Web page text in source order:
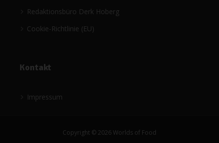
Redaktionsbüro Derk Hoberg
Cookie-Richtlinie (EU)
Kontakt
Impressum
Copyright © 2026 Worlds of Food